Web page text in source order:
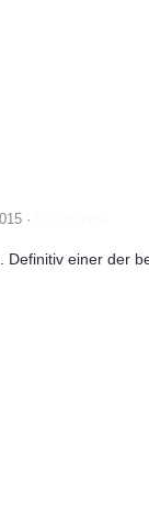
·
Definitiv einer der